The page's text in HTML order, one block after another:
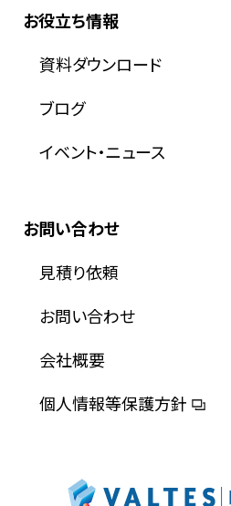
お役立ち情報
資料ダウンロード
ブログ
イベント・ニュース
お問い合わせ
見積り依頼
お問い合わせ
会社概要
個人情報等保護方針